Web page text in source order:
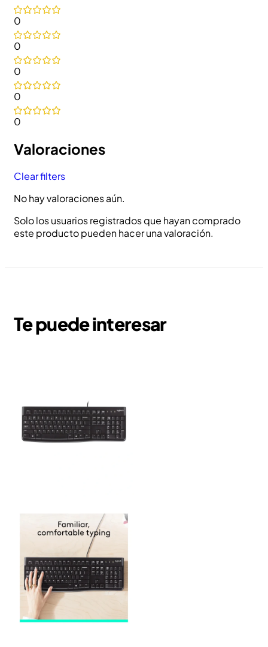
0
0
0
0
0
Valoraciones
Clear filters
No hay valoraciones aún.
Solo los usuarios registrados que hayan comprado
este producto pueden hacer una valoración.
Te puede interesar